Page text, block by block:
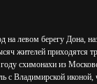
на левом берегу Дона,
жителей приходятся
схимонахи из
с Владимирской